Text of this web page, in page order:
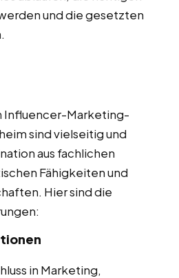
und die gesetzten
Influencer-Marketing-
sind vielseitig und
aus fachlichen
Fähigkeiten und
Hier sind die
in Marketing,